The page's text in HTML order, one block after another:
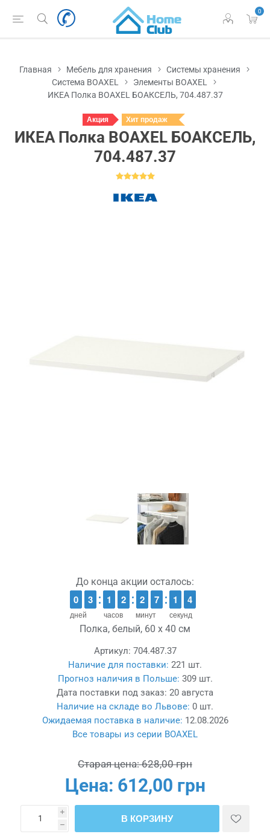
0
Главная Мебель для хранения
Системы хранения
Система BOAXEL
Элементы BOAXEL
ИКЕА Полка BOAXEL БОАКСЕЛЬ, 704.487.37
Акция Хит продаж
ИКЕА Полка BOAXEL БОАКСЕЛЬ,
704.487.37
До конца акции осталось:
дней
9
9
0
0 2
2
3
3
часов
1
1
1
1 1
1
2
2
минут
1
1
2
2 6
6
7
7
секунд
2
1
1 3
3
2
Полка, белый, 60 x 40 см
Артикул: 704.487.37
Наличие для поставки: 221 шт.
Прогноз наличия в Польше: 309 шт.
Дата поставки под заказ: 20 августа
Наличие на складе во Львове: 0 шт.
Ожидаемая поставка в наличие: 12.08.2026
Все товары из серии BOAXEL
Старая цена: 628,00 грн
Цена: 612,00 грн
i
h
В КОРЗИНУ